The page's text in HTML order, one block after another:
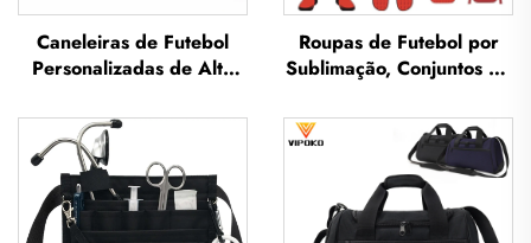
Caneleiras de Futebol
Personalizadas de Alta
Caneleira para Futebol,
Protetores para as
Pernas, Caneleiras para
Futebol
Roupas de Futebol por
Sublimação, Conjuntos de
para Treino Masculino,
Vestuário Esportivo de
Futebol Personalizado,
Uniforme de Equipe de
Futebol